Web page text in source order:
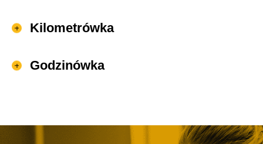
Kilometrówka
Godzinówka